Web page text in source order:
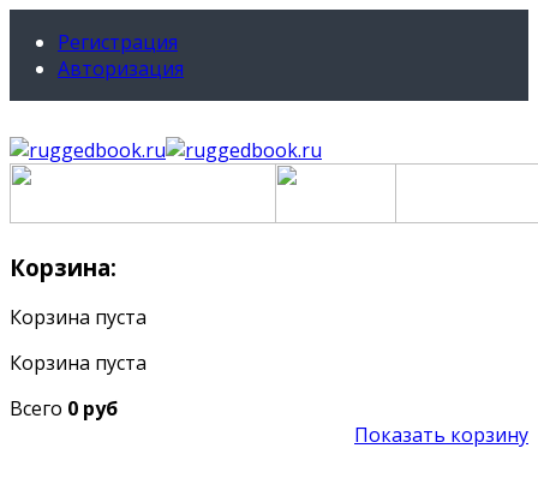
Регистрация
Авторизация
Корзина:
Корзина пуста
Корзина пуста
Всего 0 руб
Показать корзину